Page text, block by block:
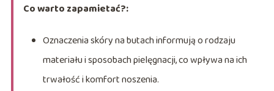
Co warto zapamietać?:
Oznaczenia skóry na butach informują o rodzaju
materiału i sposobach pielęgnacji, co wpływa na ich
trwałość i komfort noszenia.